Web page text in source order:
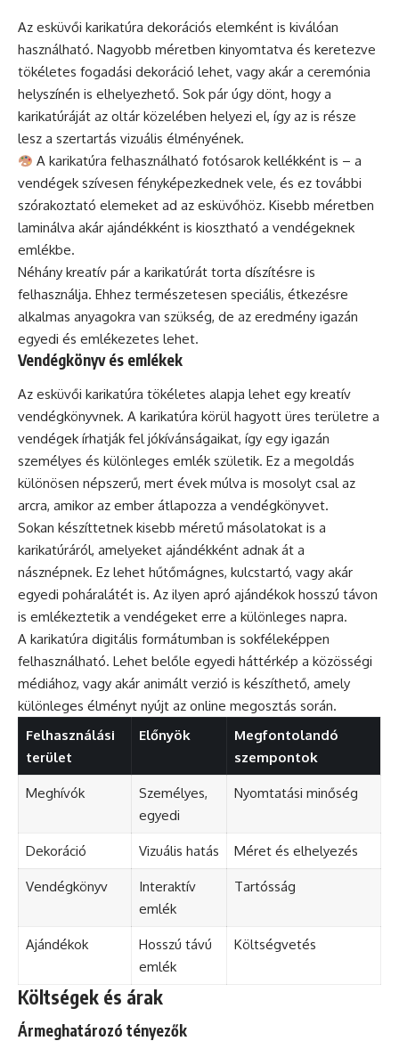
Az esküvői karikatúra dekorációs elemként is kiválóan
használható. Nagyobb méretben kinyomtatva és keretezve
tökéletes fogadási dekoráció lehet, vagy akár a ceremónia
helyszínén is elhelyezhető. Sok pár úgy dönt, hogy a
karikatúráját az oltár közelében helyezi el, így az is része
lesz a szertartás vizuális élményének.
A karikatúra felhasználható fotósarok kellékként is – a
vendégek szívesen fényképezkednek vele, és ez további
szórakoztató elemeket ad az esküvőhöz. Kisebb méretben
laminálva akár ajándékként is kiosztható a vendégeknek
emlékbe.
Néhány kreatív pár a karikatúrát torta díszítésre is
felhasználja. Ehhez természetesen speciális, étkezésre
alkalmas anyagokra van szükség, de az eredmény igazán
egyedi és emlékezetes lehet.
Vendégkönyv és emlékek
Az esküvői karikatúra tökéletes alapja lehet egy kreatív
vendégkönyvnek. A karikatúra körül hagyott üres területre a
vendégek írhatják fel jókívánságaikat, így egy igazán
személyes és különleges emlék születik. Ez a megoldás
különösen népszerű, mert évek múlva is mosolyt csal az
arcra, amikor az ember átlapozza a vendégkönyvet.
Sokan készíttetnek kisebb méretű másolatokat is a
karikatúráról, amelyeket ajándékként adnak át a
násznépnek. Ez lehet hűtőmágnes, kulcstartó, vagy akár
egyedi poháralátét is. Az ilyen apró ajándékok hosszú távon
is emlékeztetik a vendégeket erre a különleges napra.
A karikatúra digitális formátumban is sokféleképpen
felhasználható. Lehet belőle egyedi háttérkép a közösségi
médiához, vagy akár animált verzió is készíthető, amely
különleges élményt nyújt az online megosztás során.
Felhasználási
terület
Előnyök
Megfontolandó
szempontok
Meghívók
Személyes,
egyedi
Nyomtatási minőség
Dekoráció Vizuális hatás Méret és elhelyezés
Vendégkönyv
Interaktív
emlék
Tartósság
Ajándékok
Hosszú távú
emlék
Költségvetés
Költségek és árak
Ármeghatározó tényezők